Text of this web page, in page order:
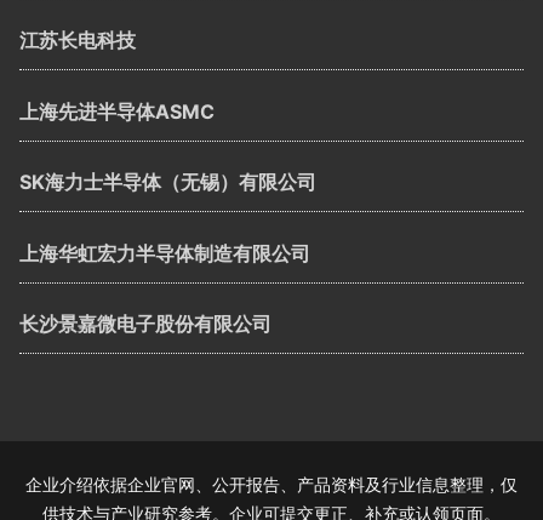
江苏长电科技
上海先进半导体ASMC
SK海力士半导体（无锡）有限公司
上海华虹宏力半导体制造有限公司
长沙景嘉微电子股份有限公司
企业介绍依据企业官网、公开报告、产品资料及行业信息整理，仅
供技术与产业研究参考。企业可提交更正、补充或认领页面。